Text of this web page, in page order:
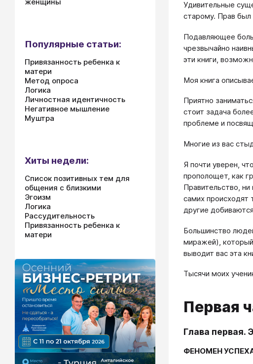
Удивительные
старому. Прав был
Подавляющее
чрезвычайно
эти книги,
Моя книга
Приятно
стоит задача
проблеме и
Многие из вас
Я почти уверен,
прополощет, как
Правительство,
самих происходят
другие
Большинство
миражей), который
выводит вас эта
Тысячи моих
Первая
Глава
ФЕНОМЕН
Популярные статьи:
Привязанность ребенка к
матери
Метод опроса
Логика
Личностная идентичность
Негативное мышление
Муштра
Хиты недели:
Список позитивных тем для
общения с близкими
Эгоизм
Логика
Рассудительность
Привязанность ребенка к
матери